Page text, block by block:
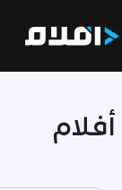
أفلام